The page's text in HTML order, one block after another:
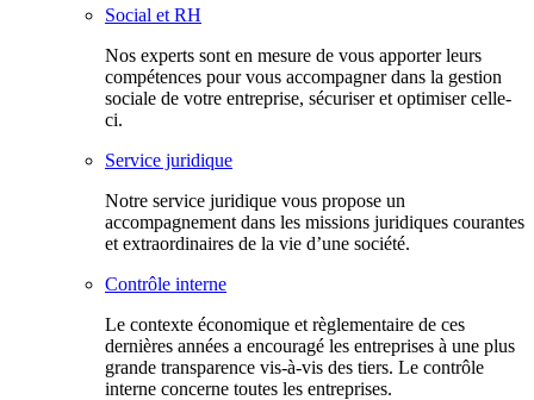
Social et RH
Nos experts sont en mesure de vous apporter leurs
compétences pour vous accompagner dans la gestion
sociale de votre entreprise, sécuriser et optimiser celle-
ci.
Service juridique
Notre service juridique vous propose un
accompagnement dans les missions juridiques courantes
et extraordinaires de la vie d’une société.
Contrôle interne
Le contexte économique et règlementaire de ces
dernières années a encouragé les entreprises à une plus
grande transparence vis-à-vis des tiers. Le contrôle
interne concerne toutes les entreprises.